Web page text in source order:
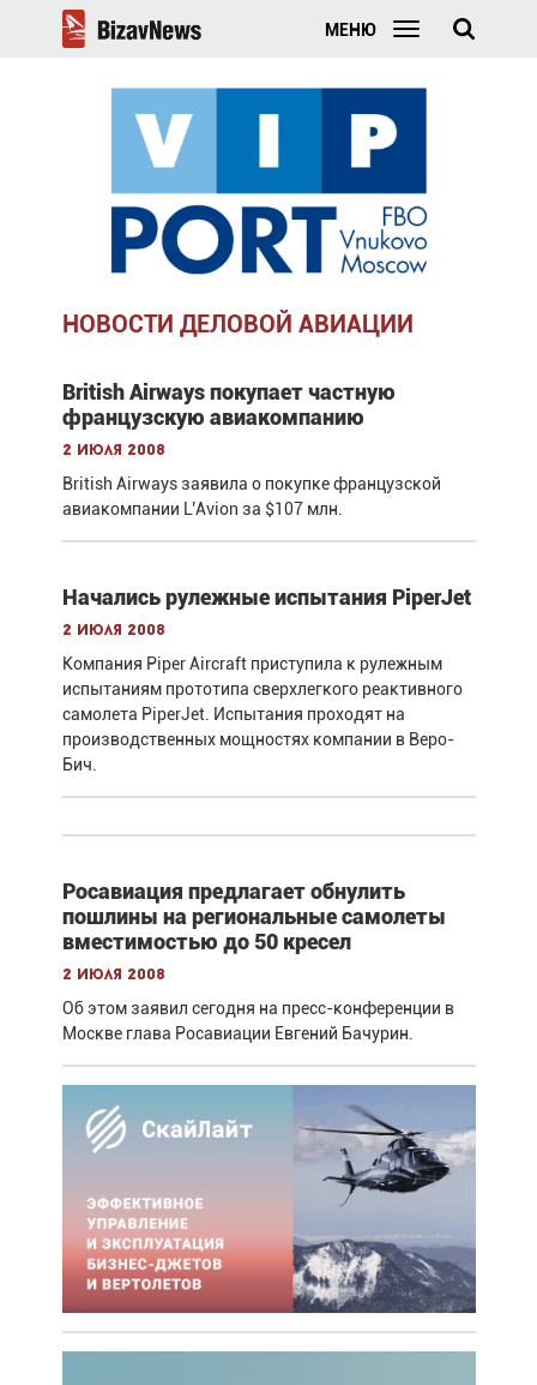
МЕНЮ
НОВОСТИ ДЕЛОВОЙ АВИАЦИИ
British Airways покупает частную
французскую авиакомпанию
2 июля 2008
British Airways заявила о покупке французской
авиакомпании L’Avion за $107 млн.
Начались рулежные испытания PiperJet
2 июля 2008
Компания Piper Aircraft приступила к рулежным
испытаниям прототипа сверхлегкого реактивного
самолета PiperJet. Испытания проходят на
производственных мощностях компании в Веро-
Бич.
Росавиация предлагает обнулить
пошлины на региональные самолеты
вместимостью до 50 кресел
2 июля 2008
Об этом заявил сегодня на пресс-конференции в
Москве глава Росавиации Евгений Бачурин.